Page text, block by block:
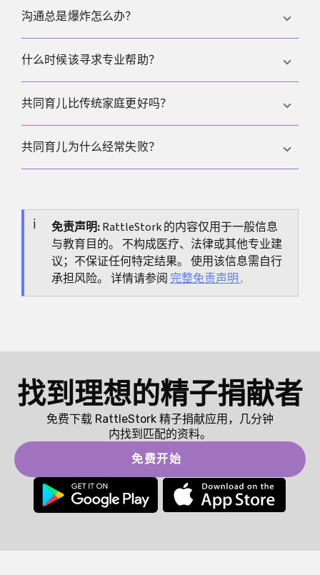
用。
可能会，需要提前约定边界与引入节奏。新伴侣不应
沟通总是爆炸怎么办？
先用暂停规则降温，再回到议题与方案，必要时减少
化。
什么时候该寻求专业帮助？
当冲突持续升级、交接长期紧张、孩子明显受影响，
并帮助重建结构。
共同育儿比传统家庭更好吗？
对孩子来说，形式通常不如稳定重要。只要成年人可
共同育儿为什么经常失败？
晰、沟通机制不稳定，以及没有可落地的决策与财务
规则。免责声明:RattleStork 的内容仅用于一般信息
与教育目的。 不构成医疗、法律或其他专业建
议；不保证任何特定结果。 使用该信息需自行
承担风险。 详情请参阅完整免责声明.
找到理想的精子捐献者
免费下载 RattleStork 精子捐献应用，几分钟
内找到匹配的资料。
免费开始